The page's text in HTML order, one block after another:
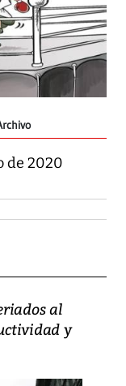
de 2020
al
y